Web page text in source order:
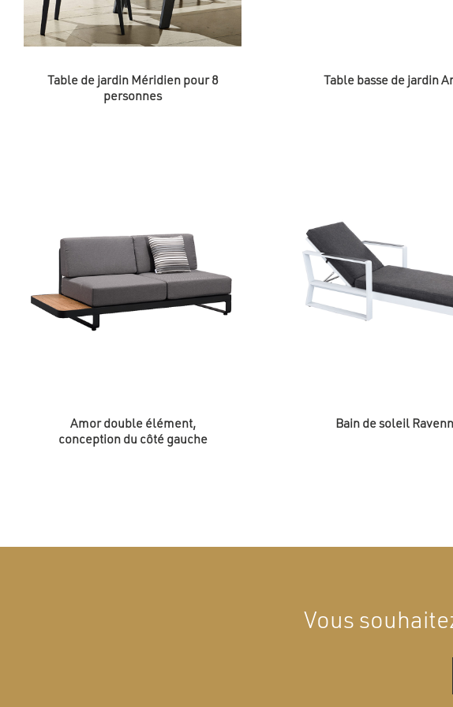
Table de jardin Méridien pour 8
personnes
Table basse de jardin
Amor double élément,
conception du côté gauche
Bain de soleil
Vous